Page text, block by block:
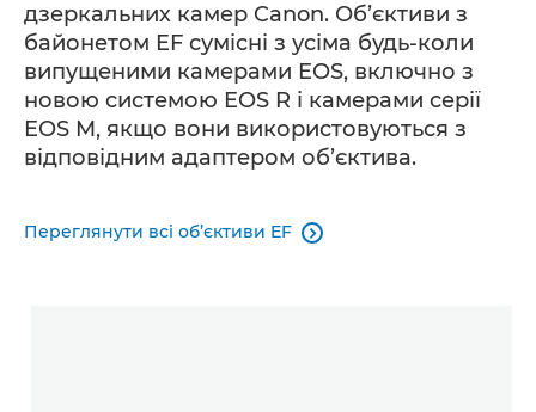
дзеркальних камер Canon. Об’єктиви з
байонетом EF сумісні з усіма будь-коли
випущеними камерами EOS, включно з
новою системою EOS R і камерами серії
EOS M, якщо вони використовуються з
відповідним адаптером об’єктива.
Переглянути всі об’єктиви EF 